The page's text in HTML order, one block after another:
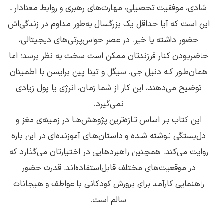
شادی، موفقیت تحصیلی، مهارت‌های رهبری و روابط معنادار ـ
این است که آیا حداقل یک بزرگسال به‌طور مداوم در زندگی‌اش
حضور داشته یا خیر. در عصر حواس‌پرتی‌های دیجیتالی،
حاضر‌بـودن کنار فرزندتان ممکن است سخت به نظر برسد؛ اما
همان‌طـور کـه دنیل جی. سیگل و تینا پین برایسن با اطمینان
توضیح می‌دهند، این کار از شما زمان، انرژی یا پول زیادی
نمی‌گیرد.
این کتاب بـر اساس تـازه‌ترین پژوهش‌هـا در زمینه‌ی مغز و
دل‌بستگی نـوشته شـده و داستان‌هـای آموزنده‌ای در این باره
روایت می‌کند. همچنین راهبردهایی در اختیارتان می‌گذارد که
در موقعیت‌های مختلف قابل‌استفاده‌اند. قدرت حضور
راهنمایی کارآمد برای پرورش کودکانی با عواطف و هیجانات
سالم است.